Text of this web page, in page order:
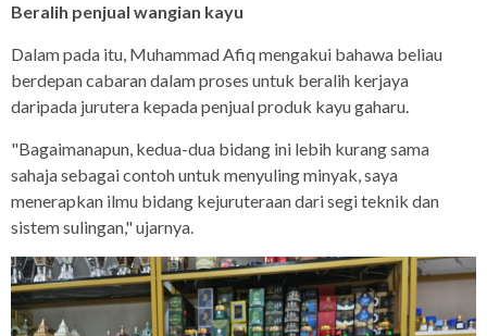
Beralih penjual wangian kayu
Dalam pada itu, Muhammad Afiq mengakui bahawa beliau
berdepan cabaran dalam proses untuk beralih kerjaya
daripada jurutera kepada penjual produk kayu gaharu.
"Bagaimanapun, kedua-dua bidang ini lebih kurang sama
sahaja sebagai contoh untuk menyuling minyak, saya
menerapkan ilmu bidang kejuruteraan dari segi teknik dan
sistem sulingan," ujarnya.